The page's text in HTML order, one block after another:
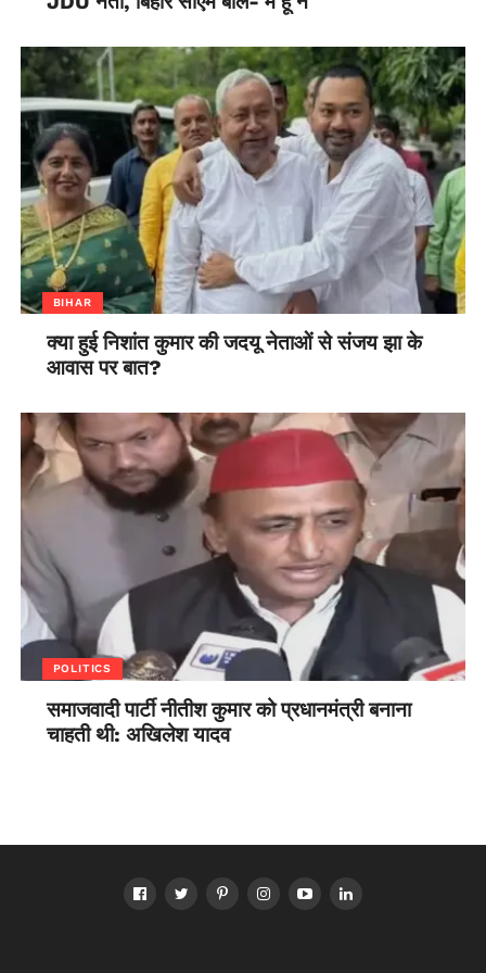
केंद्रीय गृह राज्यमंत्री नित्यानंद राय और डेयरी, पशुपालन एवं मत्स्यपालन
मंत्री गिरिराज सिंह तथा बिहार के उपमुख्यमंत्री सुशील मोदी भी शामिल
हुए।
BIHAR
क्या हुई निशांत कुमार की जदयू नेताओं से संजय झा के
आवास पर बात?
POLITICS
समाजवादी पार्टी नीतीश कुमार को प्रधानमंत्री बनाना
चाहती थी: अखिलेश यादव